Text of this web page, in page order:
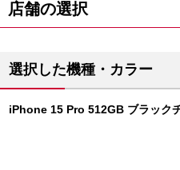
店舗の選択
選択した機種・カラー
iPhone 15 Pro 512GB ブラック